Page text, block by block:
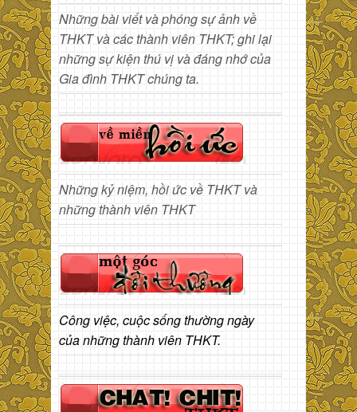
Những bài viết và phóng sự ảnh về
THKT và các thành viên THKT; ghi lại
những sự kiện thú vị và đáng nhớ của
Gia đình THKT chúng ta.
Những kỷ niệm, hồi ức về THKT và
những thành viên THKT
Công việc, cuộc sống thường ngày
của những thành viên THKT.